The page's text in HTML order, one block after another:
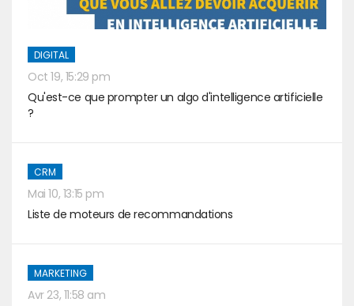
DIGITAL
Oct 19, 15:29 pm
Qu'est-ce que prompter un algo d'intelligence artificielle
?
CRM
Mai 10, 13:15 pm
Liste de moteurs de recommandations
MARKETING
Avr 23, 11:58 am